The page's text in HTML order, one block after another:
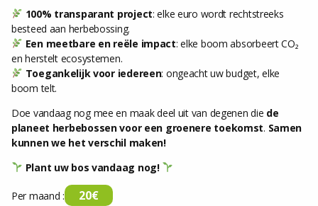
100% transparant project: elke euro wordt rechtstreeks
besteed aan herbebossing.
Een meetbare en reële impact: elke boom absorbeert CO₂
en herstelt ecosystemen.
Toegankelijk voor iedereen: ongeacht uw budget, elke
boom telt.
Doe vandaag nog mee en maak deel uit van degenen die de
planeet herbebossen voor een groenere toekomst. Samen
kunnen we het verschil maken!
Plant uw bos vandaag nog!
Per maand : 20€